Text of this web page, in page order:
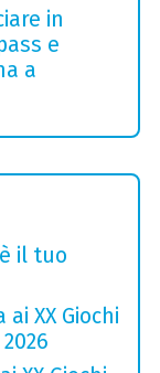
in
e
a
il tuo
XX Giochi